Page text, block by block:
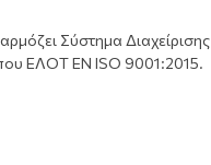
Σύστημα Διαχείρισης
ΕΛΟΤ ΕΝ ISO 9001:2015.